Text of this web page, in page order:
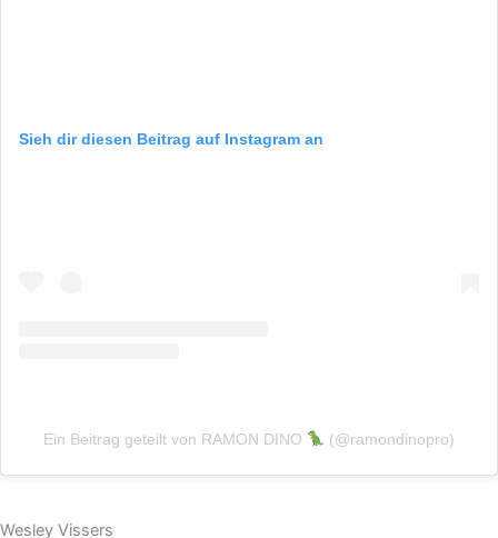
Sieh dir diesen Beitrag auf Instagram an
Ein Beitrag geteilt von RAMON DINO (@ramondinopro)
Wesley Vissers